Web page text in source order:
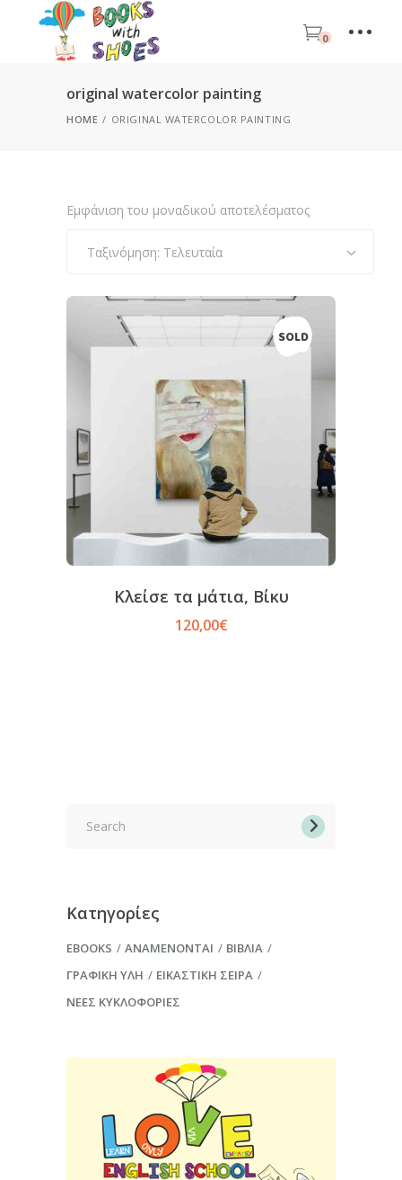
0
original watercolor painting
HOME ORIGINAL WATERCOLOR PAINTING
Εμφάνιση του μοναδικού αποτελέσματος
Ταξινόμηση: Τελευταία
SOLD
Κλείσε τα μάτια, Βίκυ
120,00€
Κατηγορίες
EBOOKS ΑΝΑΜΈΝΟΝΤΑΙ
ΒΙΒΛΊΑ
ΓΡΑΦΙΚΉ ΎΛΗ
ΕΙΚΑΣΤΙΚΉ ΣΕΙΡΆ
ΝΈΕΣ ΚΥΚΛΟΦΟΡΊΕΣ